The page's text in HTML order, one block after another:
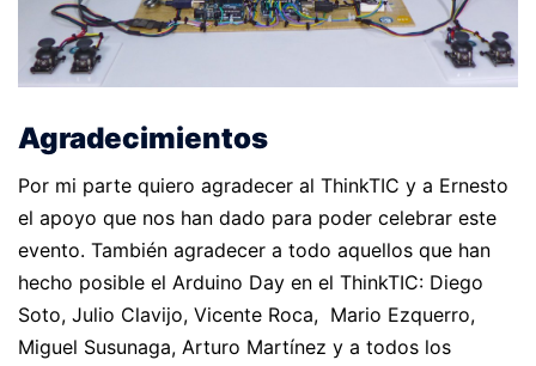
Agradecimientos
Por mi parte quiero agradecer al ThinkTIC y a Ernesto
el apoyo que nos han dado para poder celebrar este
evento. También agradecer a todo aquellos que han
hecho posible el Arduino Day en el ThinkTIC: Diego
Soto, Julio Clavijo, Vicente Roca, Mario Ezquerro,
Miguel Susunaga, Arturo Martínez y a todos los